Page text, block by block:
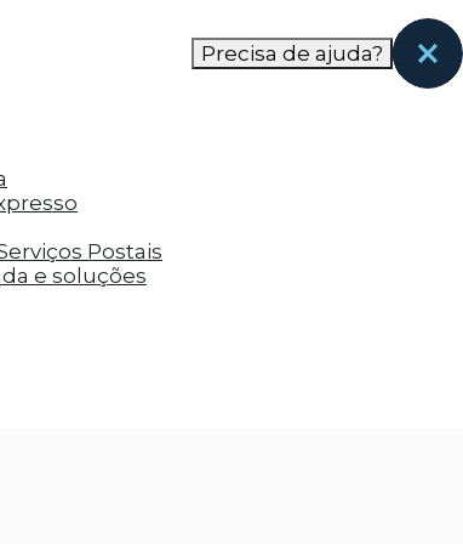
que eles visitaram antes e analisar a
Precisa de ajuda?
Postais
e soluções